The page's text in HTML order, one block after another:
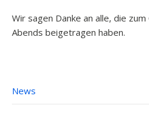
Wir sagen Danke an alle, die
Abends beigetragen haben.
News